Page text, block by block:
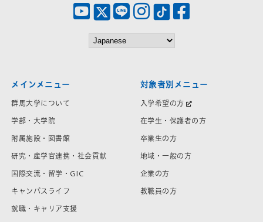
メインメニュー
群馬大学について
学部・大学院
附属施設・図書館
研究・産学官連携・社会貢献
国際交流・留学・GIC
キャンパスライフ
就職・キャリア支援
対象者別メニュー
入学希望の方
在学生・保護者の方
卒業生の方
地域・一般の方
企業の方
教職員の方